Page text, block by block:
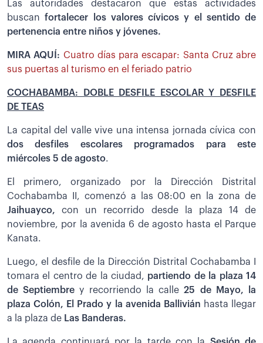
Las autoridades destacaron que estas actividades
buscanfortalecer los valores cívicos y el sentido de
pertenencia entre niños y jóvenes.
MIRA AQUÍ: Cuatro días para escapar: Santa Cruz abre
sus puertas al turismo en el feriado patrio
COCHABAMBA: DOBLE DESFILE ESCOLAR Y DESFILE
DE TEAS
La capital del valle vive una intensa jornada cívica con
dos desfiles escolares programados para este
miércoles 5 de agosto.
El primero, organizado por la Dirección Distrital
Cochabamba II, comenzó a las 08:00 en la zona de
Jaihuayco, con un recorrido desde la plaza 14 de
noviembre, por la avenida 6 de agosto hasta el Parque
Kanata.
Luego, el desfile de la Dirección Distrital Cochabamba I
tomara el centro de la ciudad, partiendo de la plaza 14
de Septiembre y recorriendo la calle25 de Mayo, la
plaza Colón, El Prado y la avenida Ballivián hasta llegar
a la plaza de Las Banderas.